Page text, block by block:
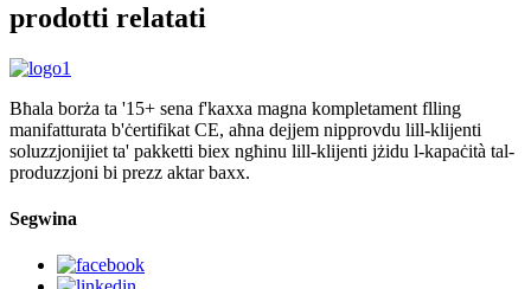
prodotti relatati
Bħala borża ta '15+ sena f'kaxxa magna kompletament flling
manifatturata b'ċertifikat CE, aħna dejjem nipprovdu lill-klijenti
soluzzjonijiet ta' pakketti biex ngħinu lill-klijenti jżidu l-kapaċità tal-
produzzjoni bi prezz aktar baxx.
Segwina